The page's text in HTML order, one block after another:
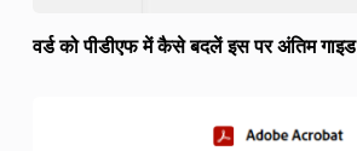
वर्ड को पीडीएफ में कैसे बदलें इस पर अंतिम गाइड